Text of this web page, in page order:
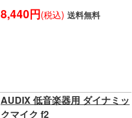
8,440円(税込) 送料無料
AUDIX 低音楽器用 ダイナミッ
クマイク f2